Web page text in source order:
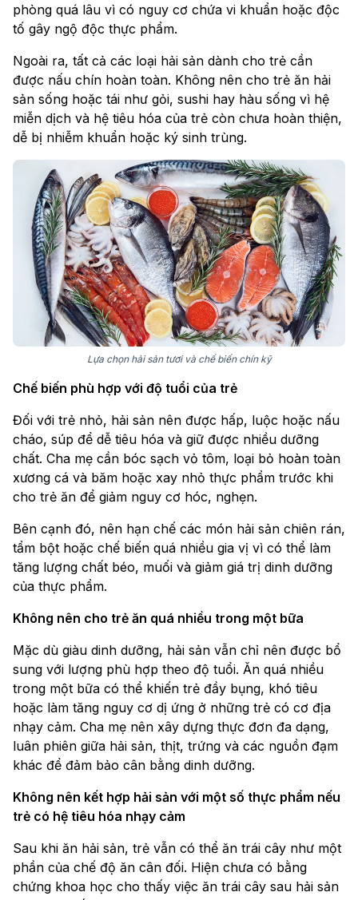
phòng quá lâu vì có nguy cơ chứa vi khuẩn hoặc độc
tố gây ngộ độc thực phẩm.
Ngoài ra, tất cả các loại hải sản dành cho trẻ cần
được nấu chín hoàn toàn. Không nên cho trẻ ăn hải
sản sống hoặc tái như gỏi, sushi hay hàu sống vì hệ
miễn dịch và hệ tiêu hóa của trẻ còn chưa hoàn thiện,
dễ bị nhiễm khuẩn hoặc ký sinh trùng.
Lựa chọn hải sản tươi và chế biến chín kỹ
Chế biến phù hợp với độ tuổi của trẻ
Đối với trẻ nhỏ, hải sản nên được hấp, luộc hoặc nấu
cháo, súp để dễ tiêu hóa và giữ được nhiều dưỡng
chất. Cha mẹ cần bóc sạch vỏ tôm, loại bỏ hoàn toàn
xương cá và băm hoặc xay nhỏ thực phẩm trước khi
cho trẻ ăn để giảm nguy cơ hóc, nghẹn.
Bên cạnh đó, nên hạn chế các món hải sản chiên rán,
tẩm bột hoặc chế biến quá nhiều gia vị vì có thể làm
tăng lượng chất béo, muối và giảm giá trị dinh dưỡng
của thực phẩm.
Không nên cho trẻ ăn quá nhiều trong một bữa
Mặc dù giàu dinh dưỡng, hải sản vẫn chỉ nên được bổ
sung với lượng phù hợp theo độ tuổi. Ăn quá nhiều
trong một bữa có thể khiến trẻ đầy bụng, khó tiêu
hoặc làm tăng nguy cơ dị ứng ở những trẻ có cơ địa
nhạy cảm. Cha mẹ nên xây dựng thực đơn đa dạng,
luân phiên giữa hải sản, thịt, trứng và các nguồn đạm
khác để đảm bảo cân bằng dinh dưỡng.
Không nên kết hợp hải sản với một số thực phẩm nếu
trẻ có hệ tiêu hóa nhạy cảm
Sau khi ăn hải sản, trẻ vẫn có thể ăn trái cây như một
phần của chế độ ăn cân đối. Hiện chưa có bằng
chứng khoa học cho thấy việc ăn trái cây sau hải sản